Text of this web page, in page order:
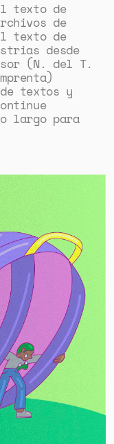
texto de
de
texto de
desde
(N. del T.
textos y
largo para